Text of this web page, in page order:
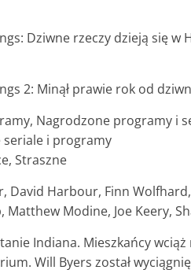
Dziwne rzeczy dzieją się
2: Minął prawie rok od
Nagrodzone programy i
seriale i programy
Straszne
David Harbour, Finn
Matthew Modine, Joe Keery,
Indiana. Mieszkańcy
Will Byers został